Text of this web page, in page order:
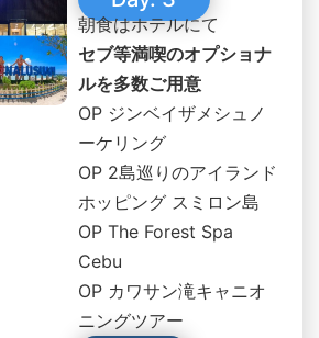
朝食はホテルにて
セブ等満喫のオプショナ
ルを多数ご用意
OP ジンベイザメシュノ
ーケリング
OP 2島巡りのアイランド
ホッピング スミロン島
OP The Forest Spa
Cebu
OP カワサン滝キャニオ
ニングツアー